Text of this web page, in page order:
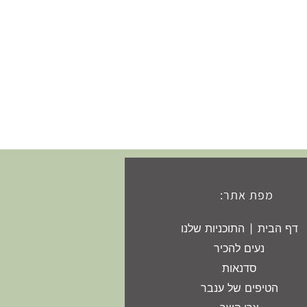
מפת אתר:
דף הבית | התוכניות שלנו
נעים להכיר
סדנאות
הטיפים של ענבר